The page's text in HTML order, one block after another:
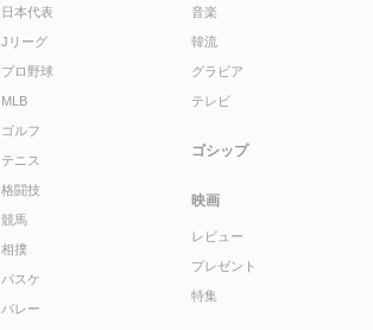
日本代表
Jリーグ
プロ野球
MLB
ゴルフ
テニス
格闘技
競馬
相撲
バスケ
バレー
音楽
韓流
グラビア
テレビ
ゴシップ
映画
レビュー
プレゼント
特集